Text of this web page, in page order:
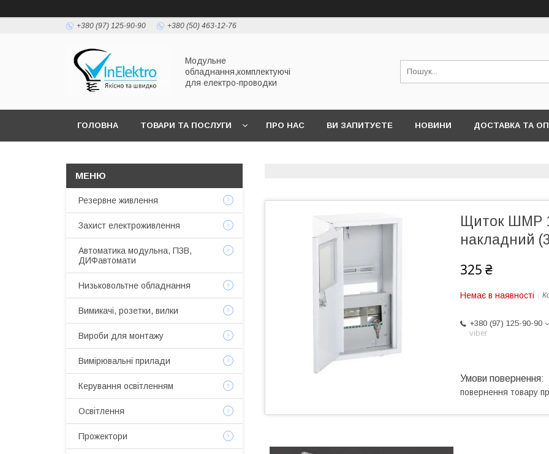
+380 (97) 125-90-90 +380 (50) 463-12-76
Модульне
обладнання,комплектуючі
для електро-проводки
ГОЛОВНА ТОВАРИ ТА ПОСЛУГИ ПРО НАС ВИ ЗАПИТУЄТЕ НОВИНИ ДОСТАВКА ТА
Щиток ШМР
накладний
325 ₴
Немає в наявності
+380 (97) 125-90-90
viber
повернення товару
Резервне живлення
Захист електроживлення
Автоматика модульна, ПЗВ,
ДИФавтомати
Низьковольтне обладнання
Вимикачі, розетки, вилки
Вироби для монтажу
Вимірювальні прилади
Керування освітленням
Освітлення
Прожектори